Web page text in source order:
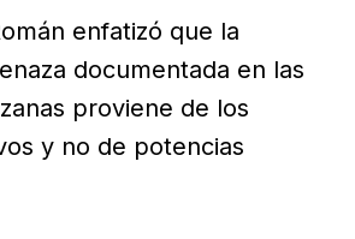
enfatizó que la
documentada en las
proviene de los
y no de potencias